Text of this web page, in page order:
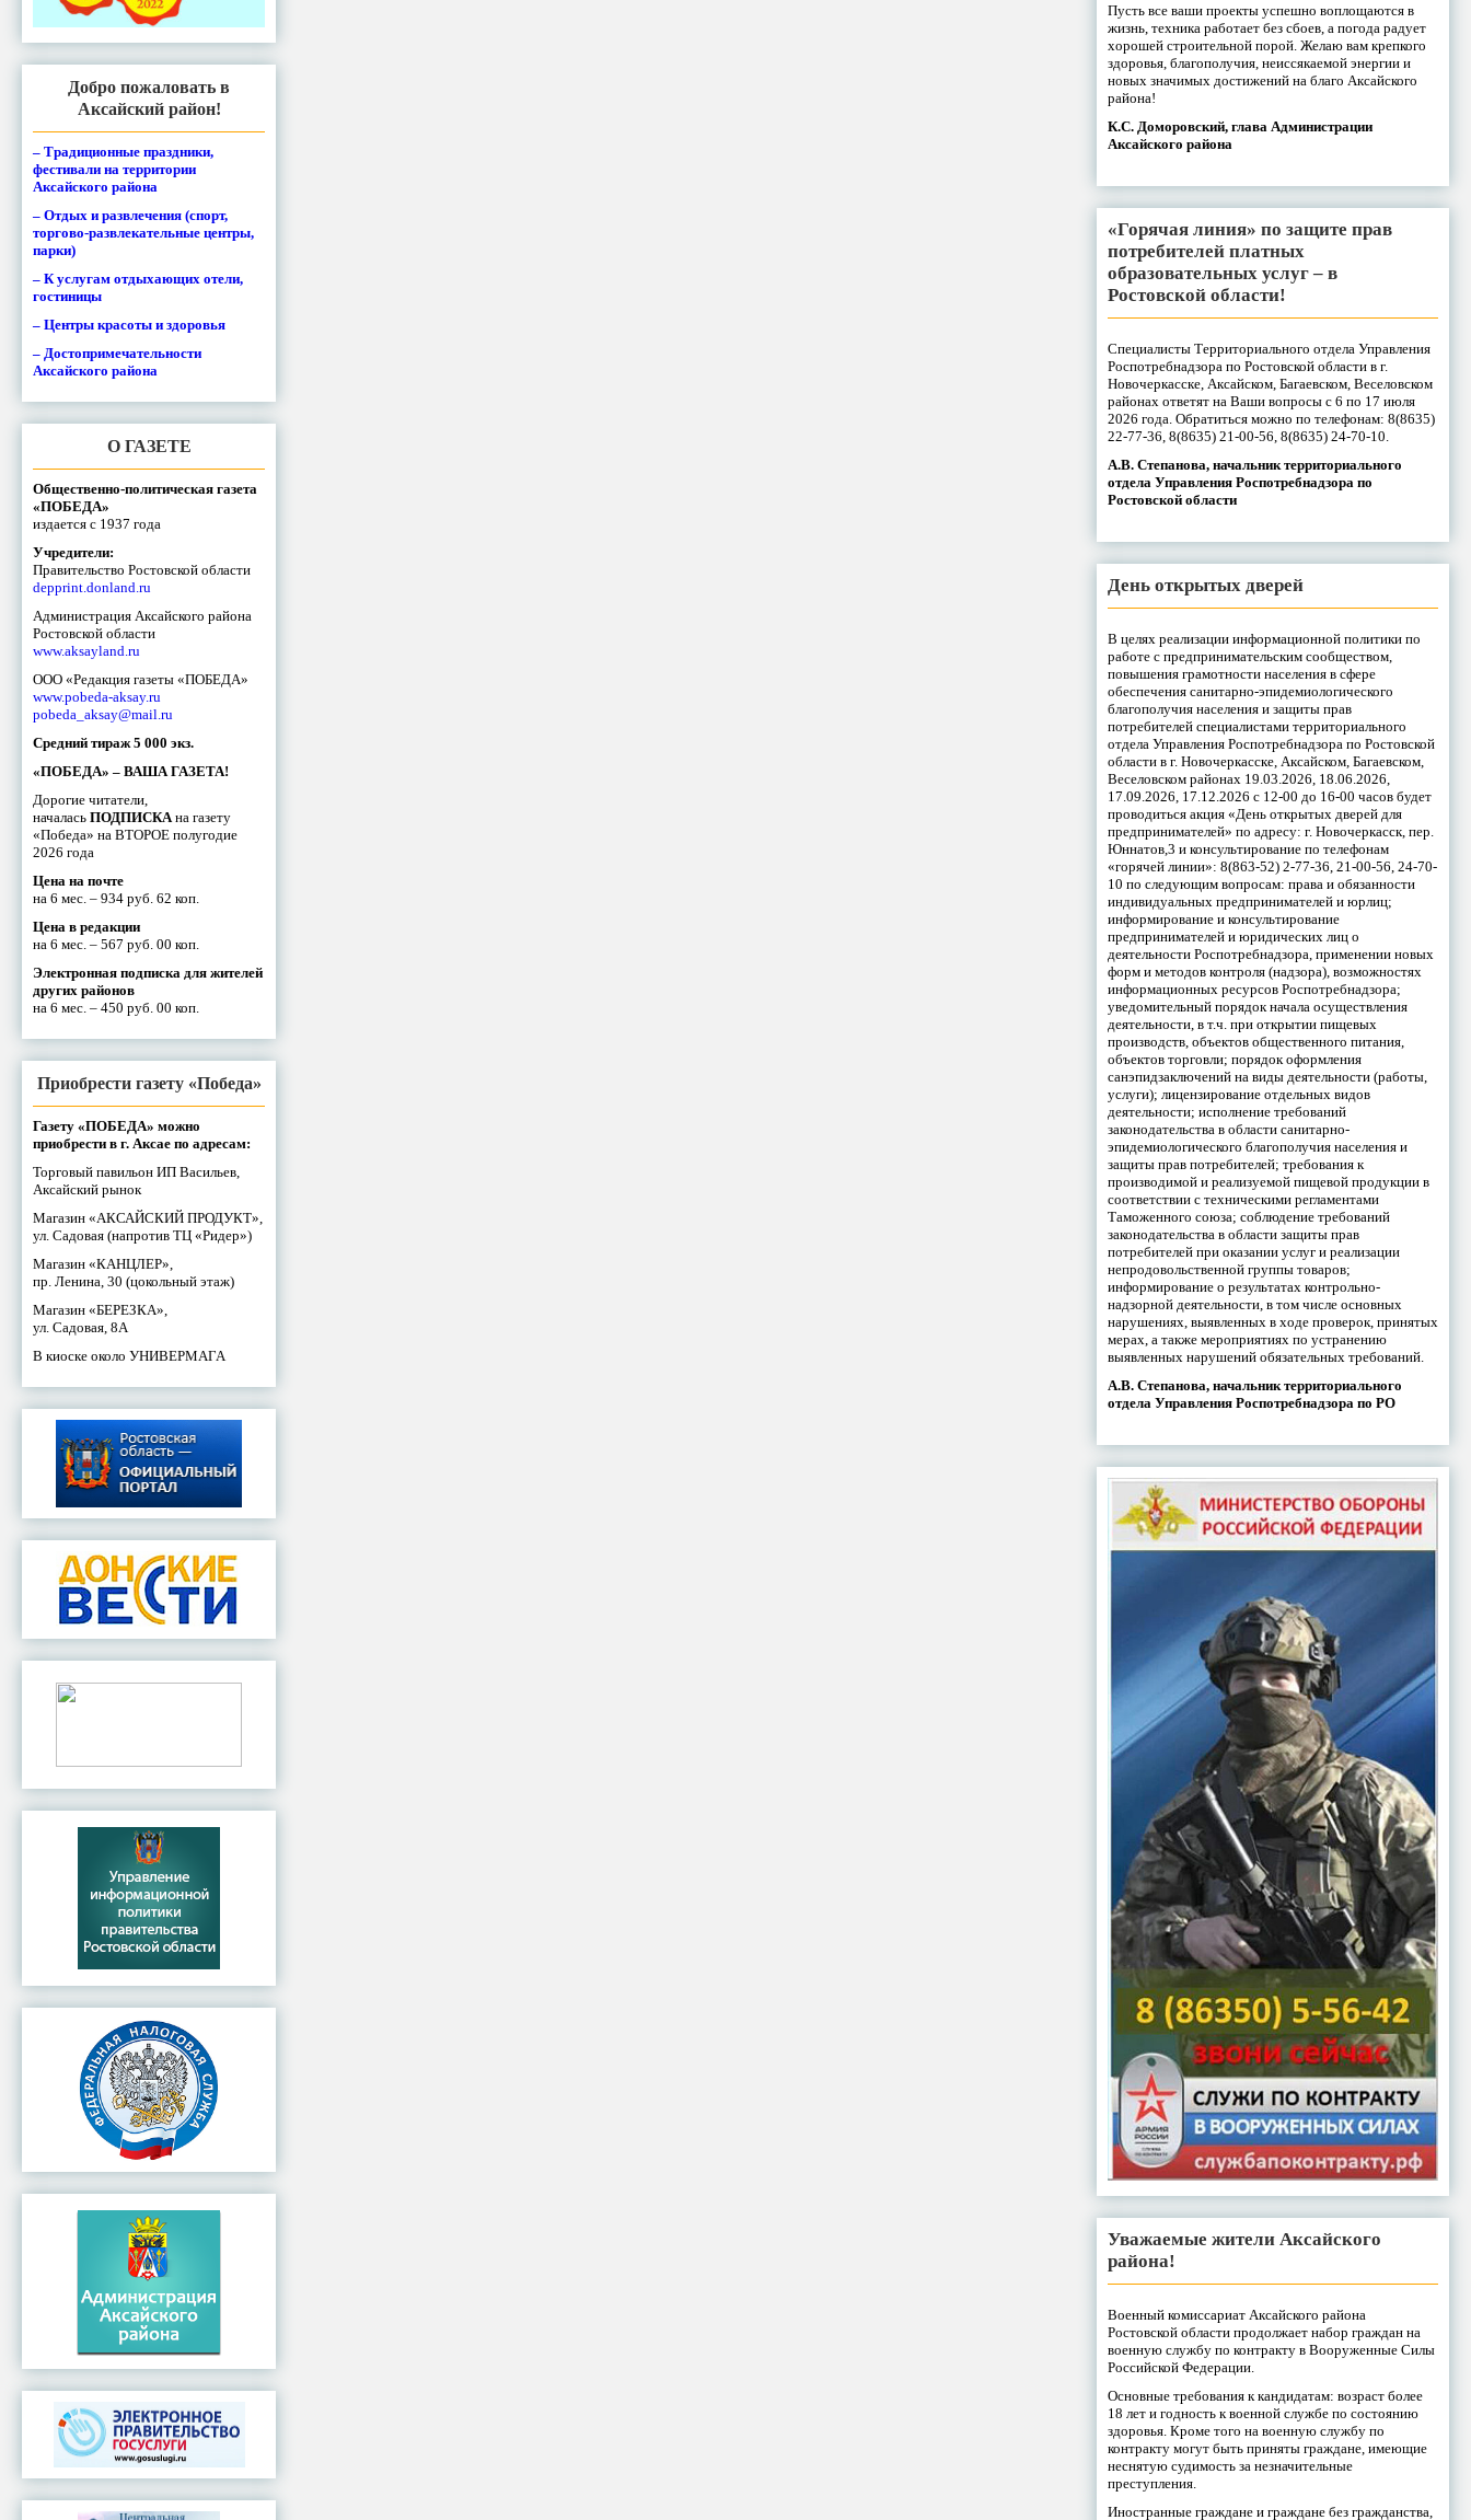
Добро пожаловать в
Аксайский район!
– Традиционные праздники,
фестивали на территории
Аксайского района
– Отдых и развлечения (спорт,
торгово-развлекательные центры,
парки)
– К услугам отдыхающих отели,
гостиницы
– Центры красоты и здоровья
– Достопримечательности
Аксайского района
О ГАЗЕТЕ
Общественно-политическая газета
«ПОБЕДА»
издается с 1937 года
Учредители:
Правительство Ростовской области
depprint.donland.ru
Администрация Аксайского района
Ростовской области
www.aksayland.ru
ООО «Редакция газеты «ПОБЕДА»
www.pobeda-aksay.ru
pobeda_aksay@mail.ru
Средний тираж 5 000 экз.
«ПОБЕДА» – ВАША ГАЗЕТА!
Дорогие читатели,
началась ПОДПИСКА на газету
«Победа» на ВТОРОЕ полугодие
2026 года
Цена на почте
на 6 мес. – 934 руб. 62 коп.
Цена в редакции
на 6 мес. – 567 руб. 00 коп.
Электронная подписка для жителей
других районов
на 6 мес. – 450 руб. 00 коп.
Приобрести газету «Победа»
Газету «ПОБЕДА» можно
приобрести в г. Аксае по адресам:
Торговый павильон ИП Васильев,
Аксайский рынок
Магазин «АКСАЙСКИЙ ПРОДУКТ»,
ул. Садовая (напротив ТЦ «Ридер»)
Магазин «КАНЦЛЕР»,
пр. Ленина, 30 (цокольный этаж)
Магазин «БЕРЕЗКА»,
ул. Садовая, 8А
В киоске около УНИВЕРМАГА
Пусть все ваши проекты успешно воплощаются в
жизнь, техника работает без сбоев, а погода радует
хорошей строительной порой. Желаю вам крепкого
здоровья, благополучия, неиссякаемой энергии и
новых значимых достижений на благо Аксайского
района!
К.С. Доморовский, глава Администрации
Аксайского района
«Горячая линия» по защите прав
потребителей платных
образовательных услуг – в
Ростовской области!
Специалисты Территориального отдела Управления
Роспотребнадзора по Ростовской области в г.
Новочеркасске, Аксайском, Багаевском, Веселовском
районах ответят на Ваши вопросы с 6 по 17 июля
2026 года. Обратиться можно по телефонам: 8(8635)
22-77-36, 8(8635) 21-00-56, 8(8635) 24-70-10.
А.В. Степанова, начальник территориального
отдела Управления Роспотребнадзора по
Ростовской области
День открытых дверей
В целях реализации информационной политики по
работе с предпринимательским сообществом,
повышения грамотности населения в сфере
обеспечения санитарно-эпидемиологического
благополучия населения и защиты прав
потребителей специалистами территориального
отдела Управления Роспотребнадзора по Ростовской
области в г. Новочеркасске, Аксайском, Багаевском,
Веселовском районах 19.03.2026, 18.06.2026,
17.09.2026, 17.12.2026 с 12-00 до 16-00 часов будет
проводиться акция «День открытых дверей для
предпринимателей» по адресу: г. Новочеркасск, пер.
Юннатов,3 и консультирование по телефонам
«горячей линии»: 8(863-52) 2-77-36, 21-00-56, 24-70-
10 по следующим вопросам: права и обязанности
индивидуальных предпринимателей и юрлиц;
информирование и консультирование
предпринимателей и юридических лиц о
деятельности Роспотребнадзора, применении новых
форм и методов контроля (надзора), возможностях
информационных ресурсов Роспотребнадзора;
уведомительный порядок начала осуществления
деятельности, в т.ч. при открытии пищевых
производств, объектов общественного питания,
объектов торговли; порядок оформления
санэпидзаключений на виды деятельности (работы,
услуги); лицензирование отдельных видов
деятельности; исполнение требований
законодательства в области санитарно-
эпидемиологического благополучия населения и
защиты прав потребителей; требования к
производимой и реализуемой пищевой продукции в
соответствии с техническими регламентами
Таможенного союза; соблюдение требований
законодательства в области защиты прав
потребителей при оказании услуг и реализации
непродовольственной группы товаров;
информирование о результатах контрольно-
надзорной деятельности, в том числе основных
нарушениях, выявленных в ходе проверок, принятых
мерах, а также мероприятиях по устранению
выявленных нарушений обязательных требований.
А.В. Степанова, начальник территориального
отдела Управления Роспотребнадзора по РО
Уважаемые жители Аксайского
района!
Военный комиссариат Аксайского района
Ростовской области продолжает набор граждан на
военную службу по контракту в Вооруженные Силы
Российской Федерации.
Основные требования к кандидатам: возраст более
18 лет и годность к военной службе по состоянию
здоровья. Кроме того на военную службу по
контракту могут быть приняты граждане, имеющие
неснятую судимость за незначительные
преступления.
Иностранные граждане и граждане без гражданства,